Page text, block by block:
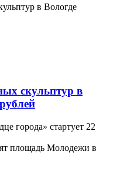
скульптур в
города» стартует 22